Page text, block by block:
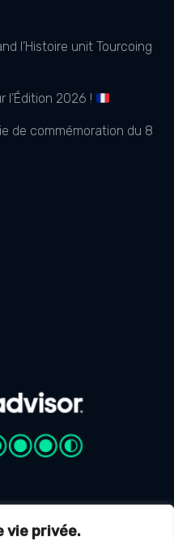
vie privée.
l’Histoire unit Tourcoing
l’Édition 2026 !
de commémoration du 8